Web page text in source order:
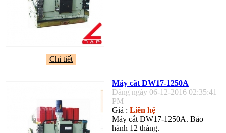
Chi tiết
Máy cắt DW17-1250A
Đăng ngày 06-12-2016 02:35:41
PM
Giá : Liên hệ
Máy cắt DW17-1250A. Bảo
hành 12 tháng.